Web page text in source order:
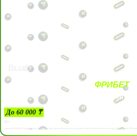
На сайт
ФРИБЕТ
ЗА ДЕПОЗИТЫ
До 60 000 ₸
21+
Лицензии №24514359, выданной комитетом индустрии туризма Министерства культуры и спорта Республики Казахстан срок до 27 сентября 2034 года.